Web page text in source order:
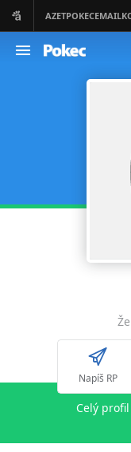
Napíš RP
Celý